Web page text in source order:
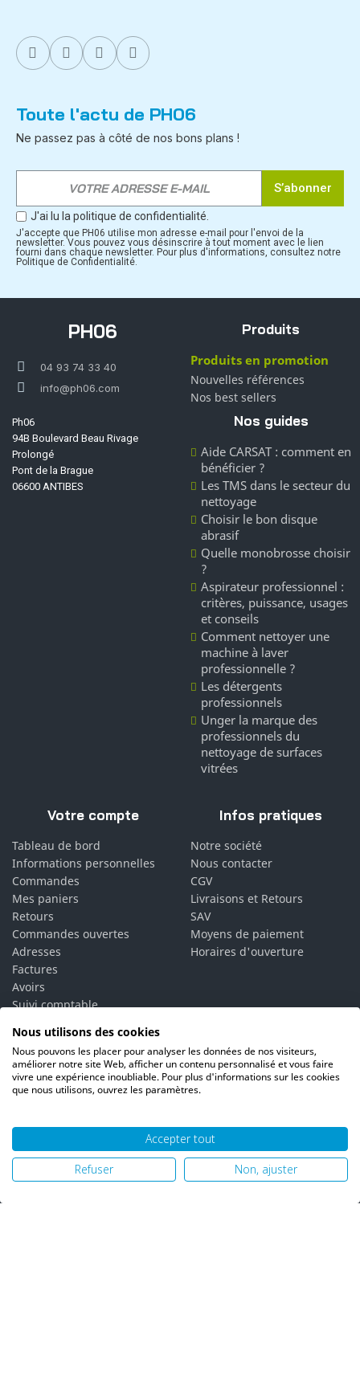
Toute l'actu de PH06
Ne passez pas à côté de nos bons plans !
S’abonner
J'ai lu la politique de confidentialité.
J'accepte que PH06 utilise mon adresse e-mail pour l'envoi de la
newsletter. Vous pouvez vous désinscrire à tout moment avec le lien
fourni dans chaque newsletter. Pour plus d'informations, consultez notre
Politique de Confidentialité.
PH06
04 93 74 33 40
info@ph06.com
Ph06
94B Boulevard Beau Rivage
Prolongé
Pont de la Brague
06600 ANTIBES
Produits
Produits en promotion
Nouvelles références
Nos best sellers
Nos guides
Aide CARSAT : comment en
bénéficier ?
Les TMS dans le secteur du
nettoyage
Choisir le bon disque
abrasif
Quelle monobrosse choisir
?
Aspirateur professionnel :
critères, puissance, usages
et conseils
Comment nettoyer une
machine à laver
professionnelle ?
Les détergents
professionnels
Unger la marque des
professionnels du
nettoyage de surfaces
vitrées
Votre compte
Tableau de bord
Informations personnelles
Commandes
Mes paniers
Retours
Commandes ouvertes
Adresses
Factures
Avoirs
Suivi comptable
Vos alertes
Vos interlocuteurs
Infos pratiques
Notre société
Nous contacter
CGV
Livraisons et Retours
SAV
Moyens de paiement
Horaires d'ouverture
© 2026 PH06 Produits Propreté Hygiène |Mentions légales|
Politique de confidentialité
Plan du site
Nous utilisons des cookies
Nous pouvons les placer pour analyser les données de nos visiteurs,
améliorer notre site Web, afficher un contenu personnalisé et vous faire
vivre une expérience inoubliable. Pour plus d'informations sur les cookies
que nous utilisons, ouvrez les paramètres.
Accepter tout
Refuser
Non, ajuster